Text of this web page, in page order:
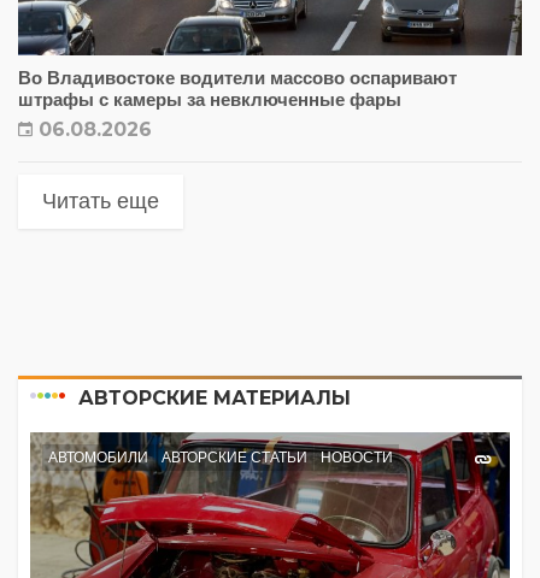
Во Владивостоке водители массово оспаривают
штрафы с камеры за невключенные фары
06.08.2026
Читать еще
АВТОРСКИЕ МАТЕРИАЛЫ
АВТОМОБИЛИ АВТОРСКИЕ СТАТЬИ НОВОСТИ